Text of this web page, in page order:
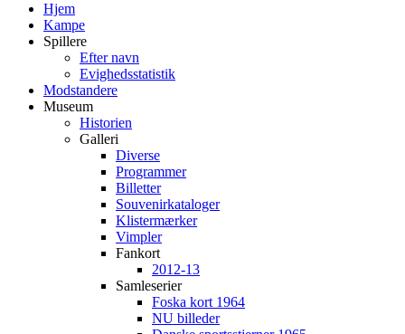
Hjem
Kampe
Spillere
Efter navn
Evighedsstatistik
Modstandere
Museum
Historien
Galleri
Diverse
Programmer
Billetter
Souvenirkataloger
Klistermærker
Vimpler
Fankort
2012-13
Samleserier
Foska kort 1964
NU billeder